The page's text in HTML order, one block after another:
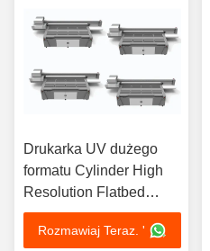
Drukarka UV dużego
formatu Cylinder High
Resolution Flatbed
Cylinder
Rozmawiaj Teraz. '